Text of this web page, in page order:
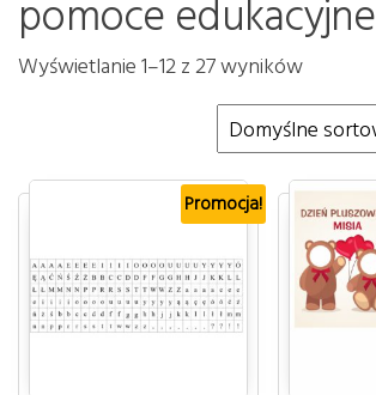
pomoce edukacyjne
Wyświetlanie 1–12 z 27 wyników
Promocja!